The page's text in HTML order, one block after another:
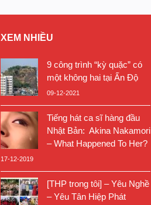
XEM NHIỀU
9 công trình “kỳ quặc” có
một không hai tại Ấn Độ
09-12-2021
Tiếng hát ca sĩ hàng đầu
Nhật Bản: Akina Nakamori
– What Happened To Her?
17-12-2019
[THP trong tôi] – Yêu Nghề
– Yêu Tân Hiệp Phát